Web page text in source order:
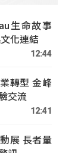
生命故事
化連結
12:44
轉型 金峰
交流
12:41
展 長者量